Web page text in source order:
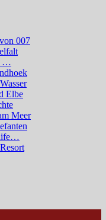
007
…
Elbe
Meer
life…